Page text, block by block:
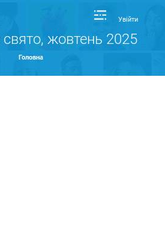
Увійти
жовтень 2025
Головна